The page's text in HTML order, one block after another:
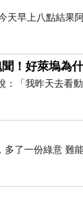
早上八點結果
！好萊塢為
「我昨天去看
了一份綠意 難